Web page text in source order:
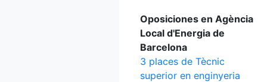
Oposiciones en Agència
Local d'Energia de
Barcelona
3 places de Tècnic
superior en enginyeria